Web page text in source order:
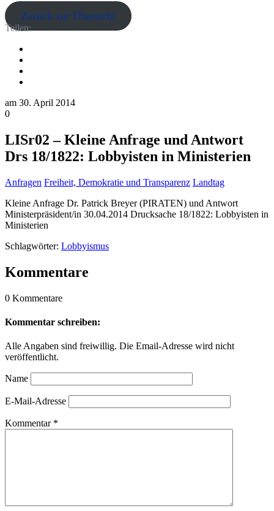
Zurück zur Übersicht
Teilen:
am 30. April 2014
0
LISr02 – Kleine Anfrage und Antwort
Drs 18/1822: Lobbyisten in Ministerien
Anfragen Freiheit, Demokratie und Transparenz Landtag
Kleine Anfrage Dr. Patrick Breyer (PIRATEN) und Antwort
Ministerpräsident/in 30.04.2014 Drucksache 18/1822: Lobbyisten in
Ministerien
Schlagwörter: Lobbyismus
Kommentare
0 Kommentare
Kommentar schreiben:
Alle Angaben sind freiwillig. Die Email-Adresse wird nicht
veröffentlicht.
Name
E-Mail-Adresse
Kommentar *